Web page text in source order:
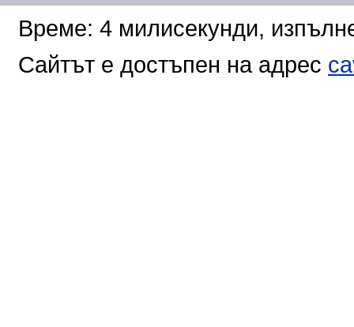
Време: 4 милисекунди,
Сайтът е достъпен на адрес